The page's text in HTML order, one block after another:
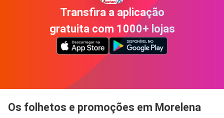
Transfira a aplicação
gratuita com 1000+ lojas
Os folhetos e promoções em Morelena